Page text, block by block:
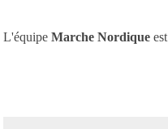
L'équipe Marche Nordique